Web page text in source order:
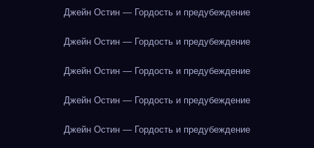
Джейн Остин — Гордость и предубеждение
Джейн Остин — Гордость и предубеждение
Джейн Остин — Гордость и предубеждение
Джейн Остин — Гордость и предубеждение
Джейн Остин — Гордость и предубеждение